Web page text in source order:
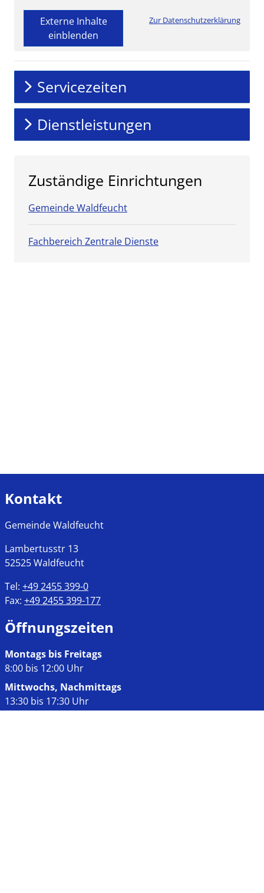
Externe Inhalte
einblenden
Zur Datenschutzerklärung
Servicezeiten
Dienstleistungen
Zuständige Einrichtungen
Gemeinde Waldfeucht
Fachbereich Zentrale Dienste
Kontakt
Gemeinde Waldfeucht
Lambertusstr 13
52525Waldfeucht
Tel: +49 2455 399-0
Fax: +49 2455 399-177
Öffnungszeiten
Montags bis Freitags
8:00 bis 12:00 Uhr
Mittwochs, Nachmittags
13:30 bis 17:30 Uhr